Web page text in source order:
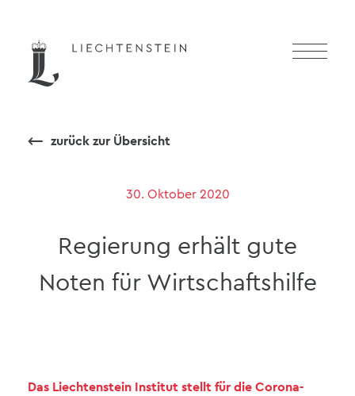
⟵ zurück zur Übersicht
Regierung erhält gute
Noten für Wirtschaftshilfe
30. Oktober 2020
Das Liechtenstein Institut stellt für die Corona-